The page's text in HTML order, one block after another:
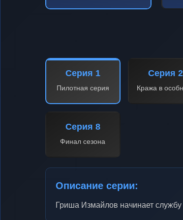
Серия 1
Пилотная серия
Серия 2
Кража в
Серия 8
Финал сезона
Описание серии:
Гриша Измайлов начинает